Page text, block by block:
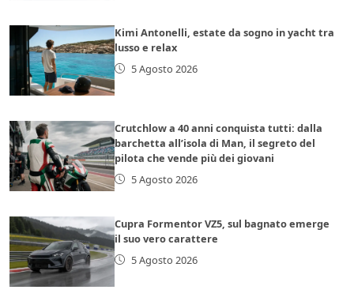
Kimi Antonelli, estate da sogno in yacht tra
lusso e relax
5 Agosto 2026
Crutchlow a 40 anni conquista tutti: dalla
barchetta all’isola di Man, il segreto del
pilota che vende più dei giovani
5 Agosto 2026
Cupra Formentor VZ5, sul bagnato emerge
il suo vero carattere
5 Agosto 2026